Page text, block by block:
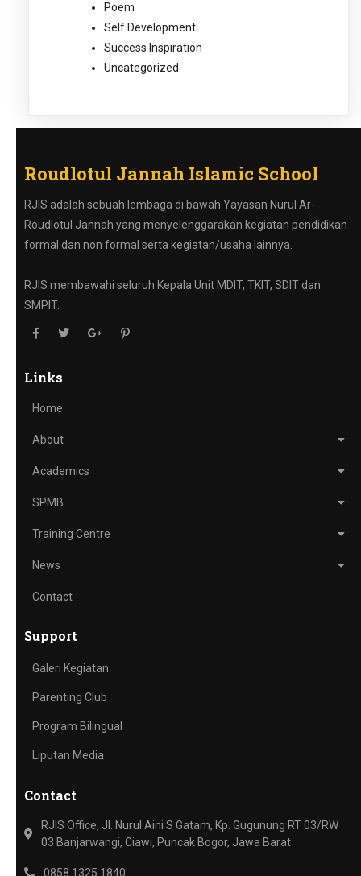
Poem
Self Development
Success Inspiration
Uncategorized
Roudlotul Jannah Islamic School
RJIS adalah sebuah lembaga di bawah Yayasan Nurul Ar-
Roudlotul Jannah yang menyelenggarakan kegiatan pendidikan
formal dan non formal serta kegiatan/usaha lainnya.
RJIS membawahi seluruh Kepala Unit MDIT, TKIT, SDIT dan
SMPIT.
Links
Home
About
Academics
SPMB
Training Centre
News
Contact
Support
Galeri Kegiatan
Parenting Club
Program Bilingual
Liputan Media
Contact
RJIS Office, Jl. Nurul Aini S Gatam, Kp. Gugunung RT 03/RW
03 Banjarwangi, Ciawi, Puncak Bogor, Jawa Barat
0858 1325 1840